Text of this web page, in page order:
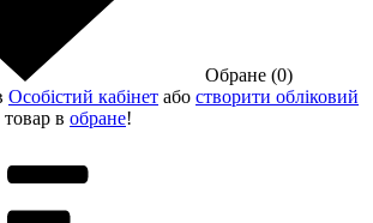
Обране (0)
Особістий кабінет або створити обліковий
в обране!